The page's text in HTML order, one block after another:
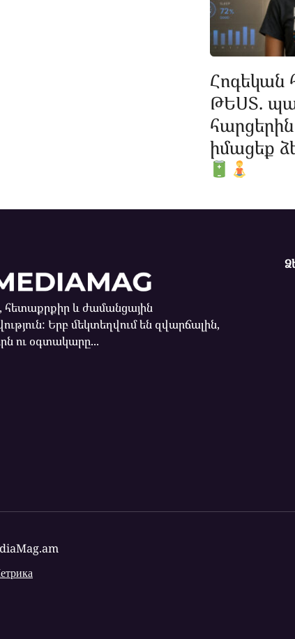
Հոգեկան
ԹԵՍՏ.
իմացեք
և ժամանցային
Երբ մեկտեղվում են զվարճալին,
ու օգտակարը...